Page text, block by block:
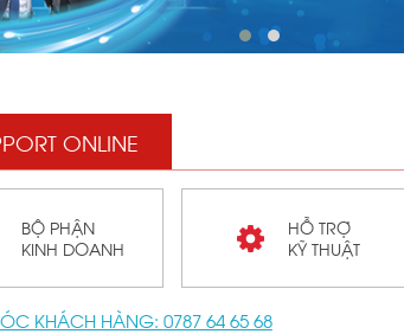
ONLINE
BỘ PHẬN
KINH DOANH
HỖ TRỢ
KỸ THUẬT
KHÁCH HÀNG: 0787 64 65 68